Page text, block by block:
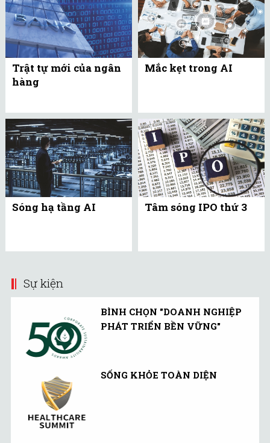
Trật tự mới của ngân
hàng
Mắc kẹt trong AI
Sóng hạ tầng AI Tâm sóng IPO thứ 3
Sự kiện
BÌNH CHỌN "DOANH NGHIỆP
PHÁT TRIỂN BỀN VỮNG"
SỐNG KHỎE TOÀN DIỆN